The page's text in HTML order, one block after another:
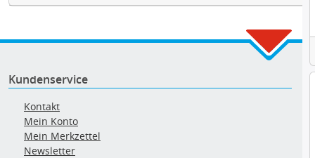
Kundenservice
Kontakt
Mein Konto
Mein Merkzettel
Newsletter